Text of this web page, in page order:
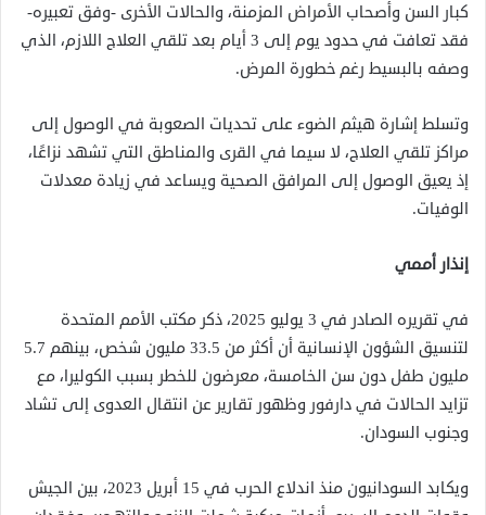
كبار السن وأصحاب الأمراض المزمنة، والحالات الأخرى -وفق تعبيره-
فقد تعافت في حدود يوم إلى 3 أيام بعد تلقي العلاج اللازم، الذي
وصفه بالبسيط رغم خطورة المرض.
وتسلط إشارة هيثم الضوء على تحديات الصعوبة في الوصول إلى
مراكز تلقي العلاج، لا سيما في القرى والمناطق التي تشهد نزاعًا،
إذ يعيق الوصول إلى المرافق الصحية ويساعد في زيادة معدلات
الوفيات.
إنذار أممي
في تقريره الصادر في 3 يوليو 2025، ذكر مكتب الأمم المتحدة
لتنسيق الشؤون الإنسانية أن أكثر من 33.5 مليون شخص، بينهم 5.7
مليون طفل دون سن الخامسة، معرضون للخطر بسبب الكوليرا، مع
تزايد الحالات في دارفور وظهور تقارير عن انتقال العدوى إلى تشاد
وجنوب السودان.
ويكابد السودانيون منذ اندلاع الحرب في 15 أبريل 2023، بين الجيش